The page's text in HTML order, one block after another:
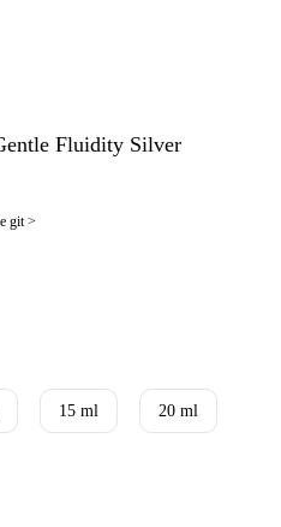
Fluidity Silver
git >
15 ml 20 ml